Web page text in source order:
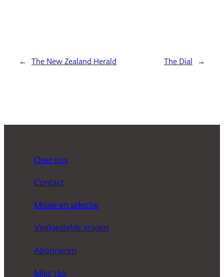
← The New Zealand Herald The Dial →
Over ons
Contact
Missie en selectie
Veelgestelde vragen
Abonneren
Mijn 360